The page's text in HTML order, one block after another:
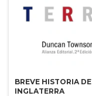
BREVE HISTORIA DE
INGLATERRA